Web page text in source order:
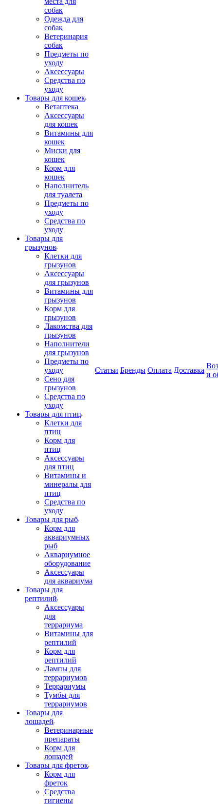
собак
Одежда для
собак
Ветеринария
собак
Предметы по
уходу
Аксессуары
Средства по
уходу
Товары для кошек
Ветаптека
Аксессуары
для кошек
Витамины для
кошек
Миски для
кошек
Корм для
кошек
Наполнитель
для туалета
Предметы по
уходу
Средства по
уходу
Товары для
грызунов
Клетки для
грызунов
Аксессуары
для грызунов
Витамины для
грызунов
Корм для
грызунов
Лакомства для
грызунов
Наполнители
для грызунов
Предметы по
уходу
Сено для
грызунов
Средства по
уходу
Товары для птиц
Клетки для
птиц
Корм для
птиц
Аксессуары
для птиц
Витамины и
минералы для
птиц
Средства по
уходу
Товары для рыб
Корм для
аквариумных
рыб
Аквариумное
оборудование
Аксессуары
для аквариума
Товары для
рептилий
Аксессуары
для
террариума
Витамины для
рептилий
Корм для
рептилий
Лампы для
террариумов
Террариумы
Тумбы для
террариумов
Товары для
лошадей
Ветеринарные
препараты
Корм для
лошадей
Товары для фреток
Корм для
фреток
Средства
гигиены
Статьи Бренды Оплата Доставка
и